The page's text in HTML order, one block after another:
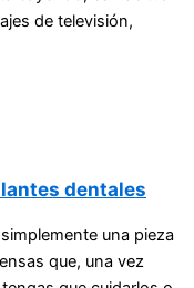
de televisión,
dentales
una pieza
que, una vez